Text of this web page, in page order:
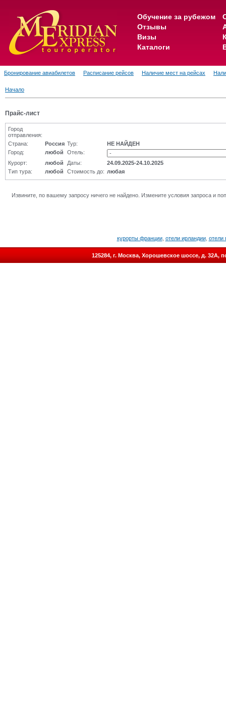
Обучение за рубежом
Отзывы
Визы
Каталоги
Бронирование авиабилетов Расписание рейсов Наличие мест на рейсах
Начало
Прайс-лист
Город
отправления:
Страна:
Россия Тур:
НЕ НАЙДЕН
Город:
любой
Отель:
Курорт:
любой Даты:
24.09.2025-24.10.2025
Тип тура:
любой Стоимость до: любая
Извините, по вашему запросу ничего не найдено. Измените условия запроса и
курорты франции, отели ирландии, отели
125284, г. Москва, Хорошевское шоссе, д.